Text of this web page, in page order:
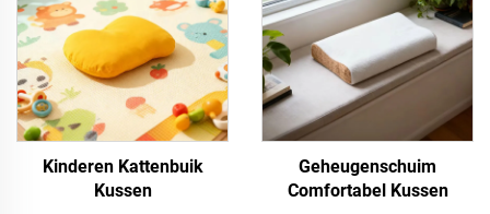
Kinderen Kattenbuik
Kussen
Geheugenschuim
Comfortabel Kussen